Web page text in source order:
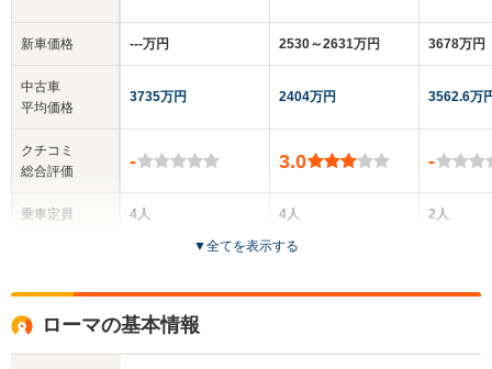
新車価格
中古車
平均価格
クチコミ
総合評価
乗車定員
‐‐‐万円
3735万円
-
4人
全高
1.31m
2530～2631万円
2404万円
3.0
4人
2ドア
3678万円
3562.6万
-
2人
▼全てを表示する
ローマの基本情報